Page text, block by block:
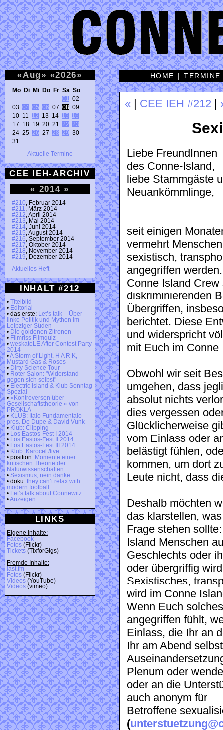
«Aug» «2026»
Mo Di Mi Do Fr Sa So
01
02
03 04 05 06 07 08 09
10 11 12 13 14 15
16
17 18 19 20 21 22
23
24 25 26 27 28 29 30
31
Aktuelle Termine
CEE IEH-ARCHIV
« 2014 »
#210 , Februar 2014
#211
, März 2014
#212 , April 2014
#213 , Mai 2014
#214 , Juni 2014
#215 , August 2014
#216 , September 2014
#217 , Oktober 2014
#218 , November 2014
#219 , Dezember 2014
Aktuelles Heft
INHALT #212
• Titelbild
• Editorial
• das erste:
Let’s talk – Über
linke Politik und Mythen im
Leipziger Süden
• Die goldenen Zitronen
• Filmriss Filmquiz
• weskateLE After Contest Party
2014
•A Storm of Light, H A R K,
Mustard Gas & Roses
• Dirty Science Tour
• Roter Salon: "Widerstand
gegen sich selbst"
• Electric Island & Klub Sonntag
Spezial
• »Kontroversen über
Gesellschaftstheorie « von
PROKLA
• KLUB: Italo Fundamentalo
pres. De Dupe & David Vunk
• Klub: Clipping
•
Los Eastos-Fest I 2014
•
Los Eastos-Fest II 2014
•
Los Eastos-Fest III 2014
• Klub: Karocel /live
• position: Momente einer
kritischen Theorie der
Naturwissenschaften
• Sexismus, nein danke
• doku: they can’t relax with
modern football
•
Let’s talk about Connewitz
•Anzeigen
LINKS
Eigene Inhalte:
Facebook
Fotos (Flickr)
Tickets (TixforGigs)
Fremde Inhalte:
last.fm
Fotos (Flickr)
Videos (YouTube)
Videos (vimeo)
HOME |TERMINE
« CEE IEH #212
Liebe FreundInnen
des Conne-Island,
liebe Stammgäste
Neuankömmlinge,
seit einigen
vermehrt
sexistisch,
angegriffen
Conne Island
diskriminierenden
Übergriffen,
berichtet. Diese
und widerspricht
mit Euch im Conne
Obwohl wir seit
umgehen, dass
absolut nichts
dies vergessen
Glücklicherweise
vom Einlass oder
belästigt fühlen,
kommen, um dort
Leute nicht, dass
Deshalb möchten
das klarstellen,
Frage stehen
Island Menschen
Geschlechts oder
oder übergriffig
Sexistisches,
wird im Conne
Wenn Euch
angegriffen fühlt,
Einlass, die Ihr an
Ihr am Abend
Plenum oder
oder an die
auch anonym für
Betroffene
(